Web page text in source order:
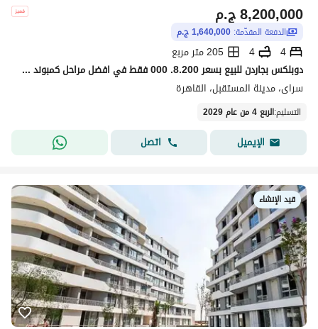
ج.م8,200,000
الدفعة المقدّمة: 1,640,000 ج.م
4
4
205 متر مربع
دوبلكس بجاردن للبيع بسعر 8.200. 000 فقط في افضل مراحل كمبوند سراي بسعر مناسب لفتره محدوده sarai
سراى، مدينة المستقبل، القاهرة
التسليم:الربع 4 من عام 2029
الإيميل اتصل
قيد الإنشاء